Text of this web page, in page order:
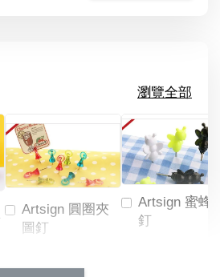
瀏覽全部
Artsign 圓圈夾
圖釘
Artsign 蜜蜂
釘